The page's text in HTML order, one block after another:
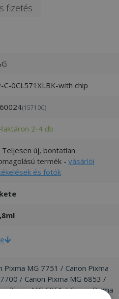
fizetés
C-0CL571XLBK-with chip
(15710C)
Raktáron 2-4 db
Teljesen új, bontatlan
termék - vásárlói
és fotók
Pixma MG 7751 / Canon Pixma
/ Canon Pixma MG 6853 /
Pixma MG 6851 / Canon Pixma